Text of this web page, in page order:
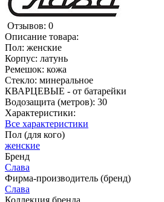
Отзывов: 0
Описание товара:
Пол: женские
Корпус: латунь
Ремешок: кожа
Стекло: минеральное
КВАРЦЕВЫЕ - от батарейки
Водозащита (метров): 30
Характеристики:
Все характеристики
Пол (для кого)
женские
Бренд
Слава
Фирма-производитель (бренд)
Слава
Коллекция бренда